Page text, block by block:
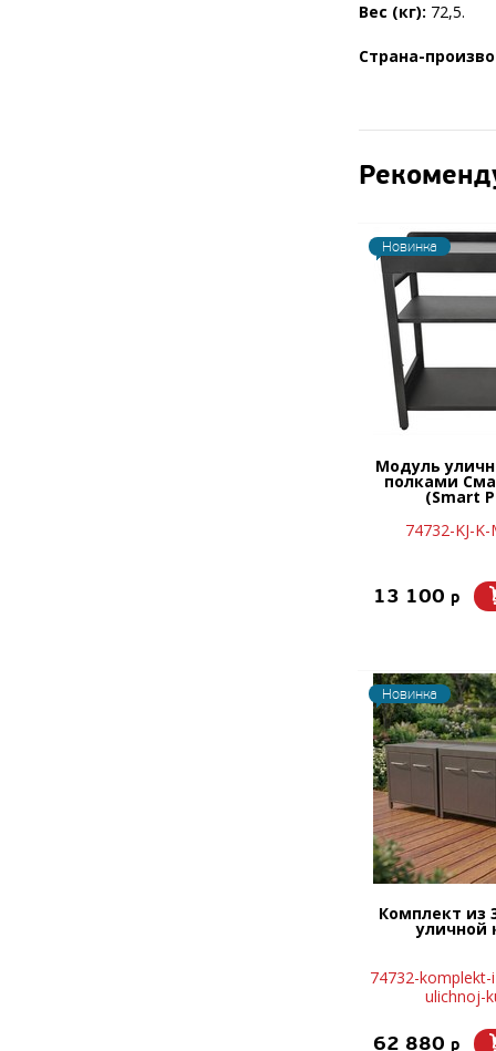
Вес (кг): 72,5.
Страна-
Новинка
Модуль
полками
(Smart
74732-KJ-
13 100 p
Новинка
Комплект из
уличной
74732-
ulichnoj-
62 880 p